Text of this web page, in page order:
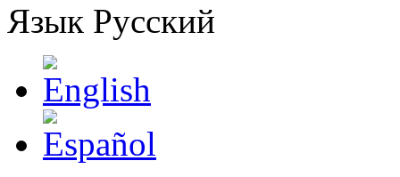
Язык Русский